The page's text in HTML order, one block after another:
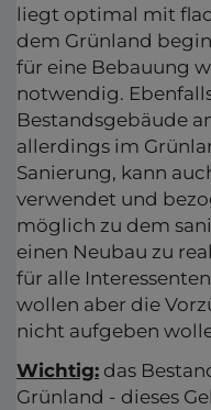
liegt optimal mit
dem Grünland
für eine Bebauung
notwendig.
Bestandsgebäude
allerdings im
Sanierung, kann
verwendet und
möglich zu dem
einen Neubau zu
für alle
wollen aber die
nicht aufgeben
Wichtig: das
Grünland - dieses